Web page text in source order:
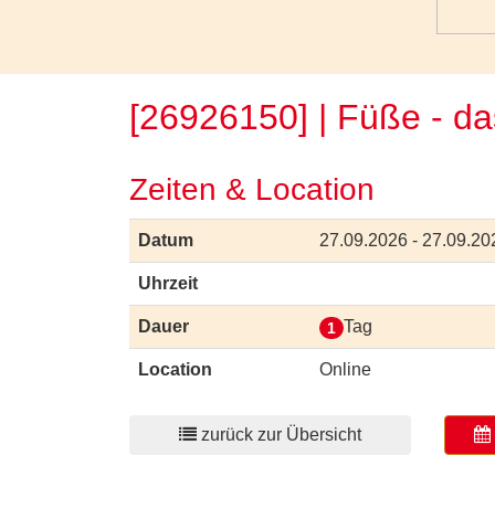
[26926150] | Füße -
Zeiten & Location
Datum 27.09.2026 -
Uhrzeit
Dauer 1 Tag
Location Online
zurück zur Übersicht